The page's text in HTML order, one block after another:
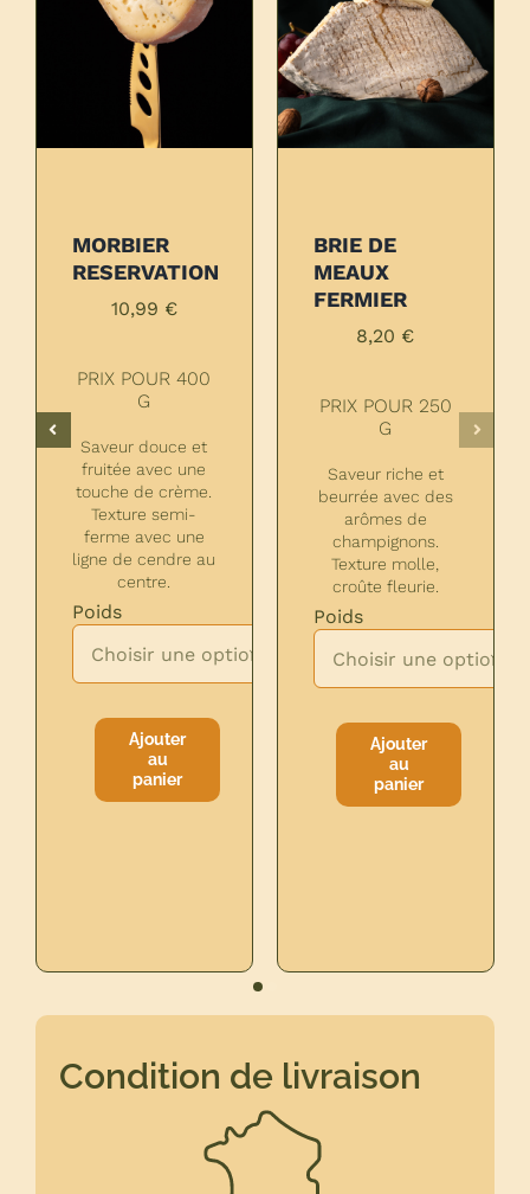
MORBIER
RESERVATION
10,99 €
PRIX POUR 400
G
Saveur douce et
fruitée avec une
touche de crème.
Texture semi-
ferme avec une
ligne de cendre au
centre.
Poids

Ajouter
au
panier
BRIE DE
MEAUX
FERMIER
8,20 €
PRIX POUR 250
G
Saveur riche et
beurrée avec des
arômes de
champignons.
Texture molle,
croûte fleurie.
Poids

Ajouter
au
panier
Condition de livraison